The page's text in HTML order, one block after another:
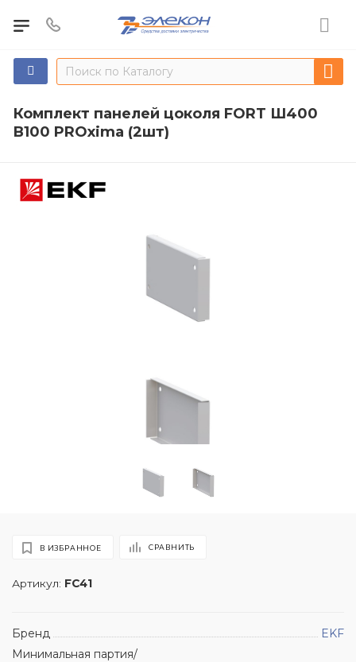
Комплект панелей цоколя FORT Ш400
В100 PROxima (2шт)
Артикул: FC41
В ИЗБРАННОЕ СРАВНИТЬ
Бренд
EKF
Минимальная партия/